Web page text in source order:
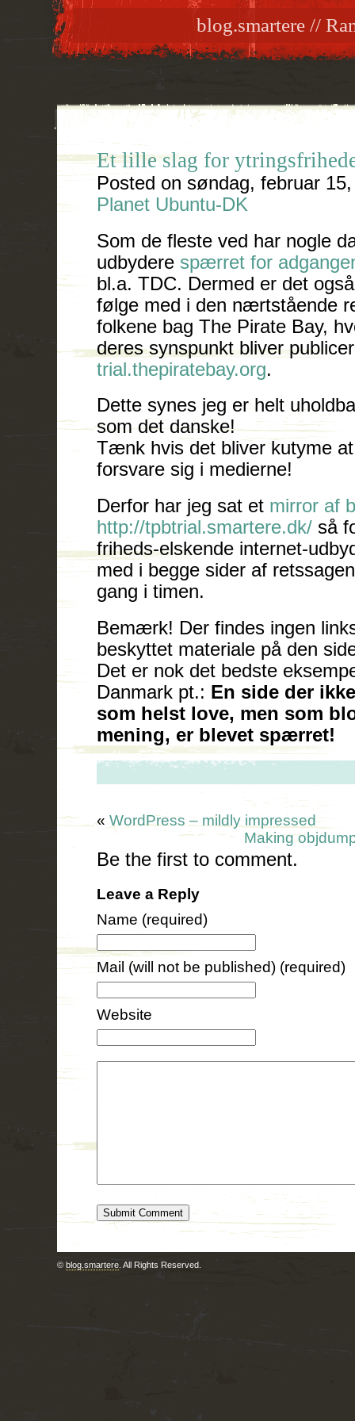
blog.smartere //
Et lille slag for
Posted on søndag, februar
Planet Ubuntu-DK
Som de fleste ved har nogle
udbydere spærret for
bl.a. TDC. Dermed er det
følge med i den nærtstående
folkene bag The Pirate Bay,
deres synspunkt bliver
trial.thepiratebay.org.
Dette synes jeg er helt
som det danske!
Tænk hvis det bliver kutyme
forsvare sig i medierne!
Derfor har jeg sat et mirror af
http://tpbtrial.smartere.dk/ så
friheds-elskende internet-
med i begge sider af
gang i timen.
Bemærk! Der findes ingen
beskyttet materiale på den
Det er nok det bedste
Danmark pt.: En side der
som helst love, men som
mening, er blevet spærret!
« WordPress – mildly impressed
Making
Be the first to comment.
Leave a Reply
Name (required)
Mail (will not be published) (required)
Website
© blog.smartere . All Rights Reserved.